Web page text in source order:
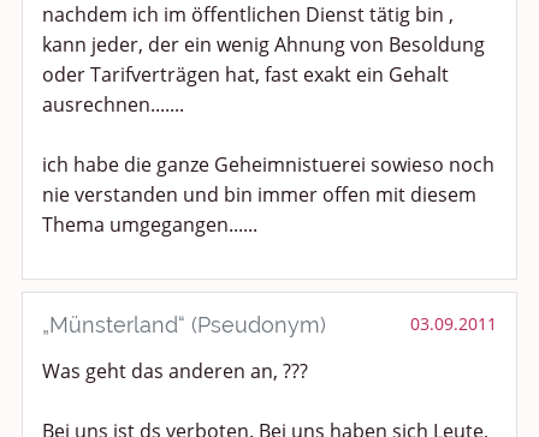
nachdem ich im öffentlichen Dienst tätig bin ,
kann jeder, der ein wenig Ahnung von Besoldung
oder Tarifverträgen hat, fast exakt ein Gehalt
ausrechnen.......
ich habe die ganze Geheimnistuerei sowieso noch
nie verstanden und bin immer offen mit diesem
Thema umgegangen......
„Münsterland“ (Pseudonym) 03.09.2011
Was geht das anderen an, ???
Bei uns ist ds verboten. Bei uns haben sich Leute,